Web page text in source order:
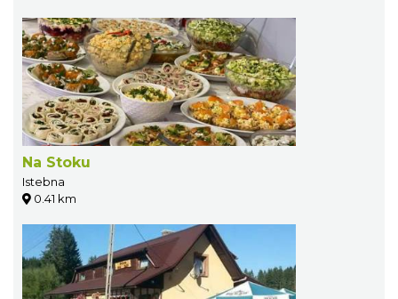
Na Stoku
Istebna
0.41 km